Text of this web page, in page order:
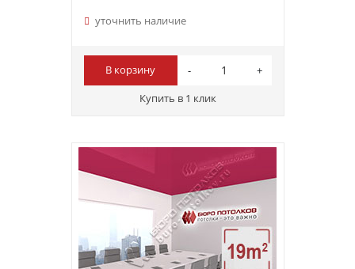
уточнить наличие
В корзину
Купить в 1 клик